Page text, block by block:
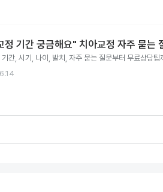
정 기간 궁금해요" 치아교정 자주 묻는
기간, 시기, 나이, 발치, 자주 묻는 질문부터 무료상담팁